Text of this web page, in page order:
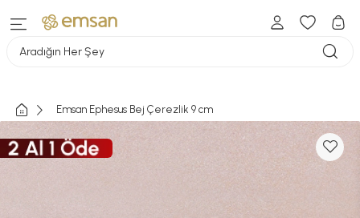
Aradığın Her Şey
Emsan Ephesus Bej Çerezlik 9 cm